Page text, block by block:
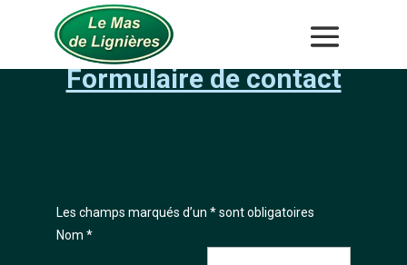
Panneau de gestion des cookies
Formulaire de contact
Les champs marqués d’un*sont obligatoires
Nom*